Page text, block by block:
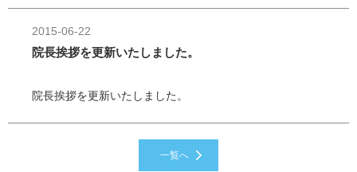
2015-06-22
院長挨拶を更新いたしました。
院長挨拶を更新いたしました。
一覧へ